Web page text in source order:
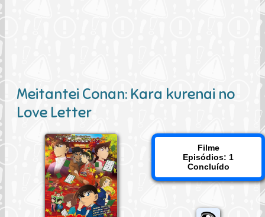
Meitantei Conan: Kara kurenai no
Love Letter
Filme
Episódios: 1
Concluído